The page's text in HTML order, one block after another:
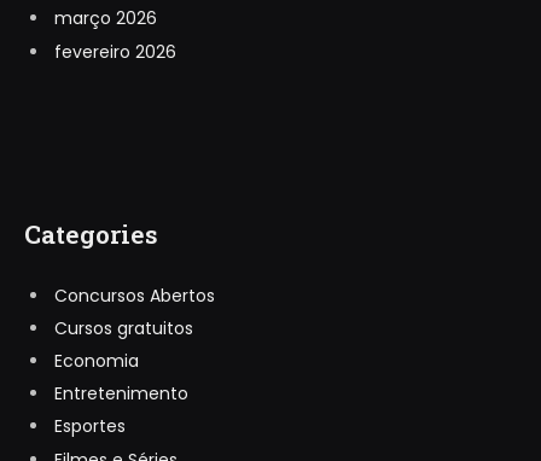
março 2026
fevereiro 2026
Categories
Concursos Abertos
Cursos gratuitos
Economia
Entretenimento
Esportes